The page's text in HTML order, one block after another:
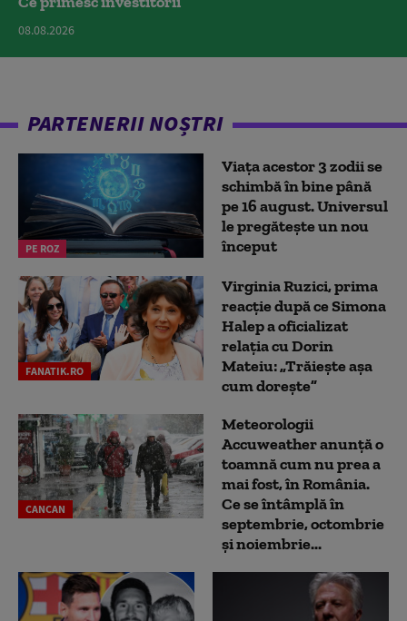
08.08.2026
PARTENERII NOȘTRI
PE ROZ
Viața acestor 3 zodii se
schimbă în bine până
pe 16 august. Universul
le pregătește un nou
început
FANATIK.RO
Virginia Ruzici, prima
reacție după ce Simona
Halep a oficializat
relația cu Dorin
Mateiu: „Trăiește așa
cum dorește”
CANCAN
Meteorologii
Accuweather anunță o
toamnă cum nu prea a
mai fost, în România.
Ce se întâmplă în
septembrie, octombrie
și noiembrie...